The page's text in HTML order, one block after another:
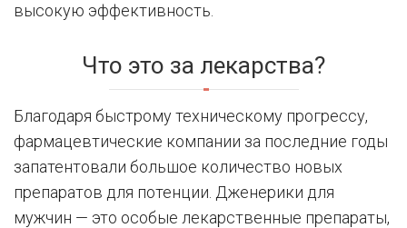
высокую эффективность.
Что это за лекарства?
Благодаря быстрому техническому прогрессу,
фармацевтические компании за последние годы
запатентовали большое количество новых
препаратов для потенции. Дженерики для
мужчин — это особые лекарственные препараты,